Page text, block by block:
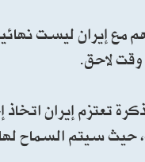
إيران ليست
لاحق.
إيران اتخاذ
حيث سيتم السماح